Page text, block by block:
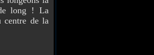
long ! La
centre de la